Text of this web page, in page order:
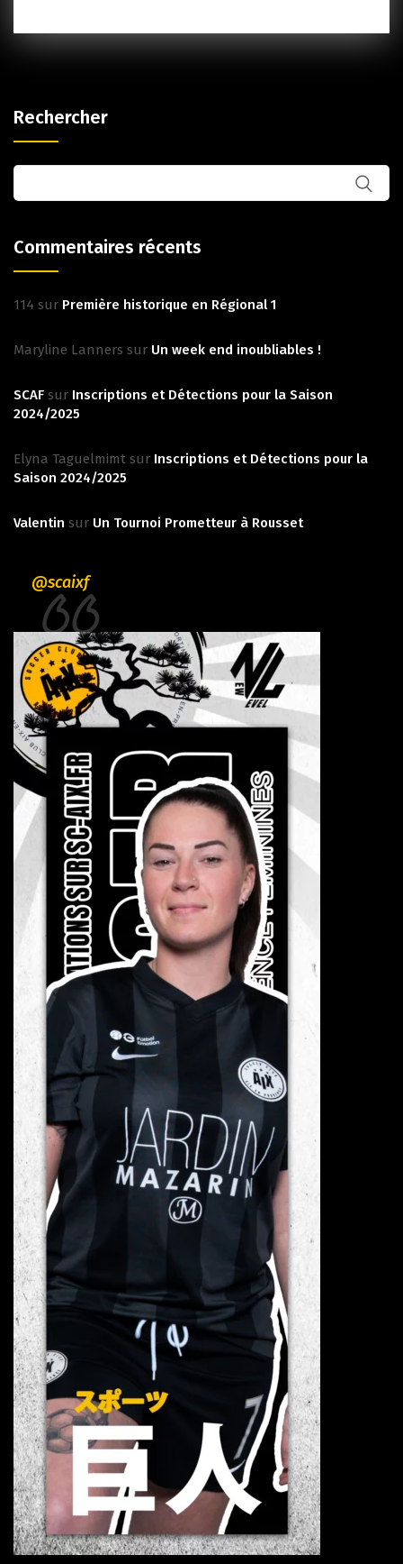
Rechercher
Commentaires récents
114 sur Première historique en Régional 1
Maryline Lanners sur Un week end inoubliables !
SCAF sur Inscriptions et Détections pour la Saison
2024/2025
Elyna Taguelmimt sur Inscriptions et Détections pour la
Saison 2024/2025
Valentin sur Un Tournoi Prometteur à Rousset
@scaixf